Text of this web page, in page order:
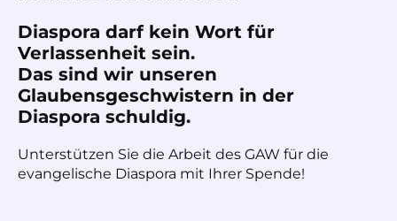
Diaspora darf kein Wort für
Verlassenheit sein.
Das sind wir unseren
Glaubensgeschwistern in der
Diaspora schuldig.
Unterstützen Sie die Arbeit des GAW für die
evangelische Diaspora mit Ihrer Spende!